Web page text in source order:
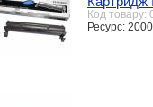
Код товару:
Ресурс: 2000